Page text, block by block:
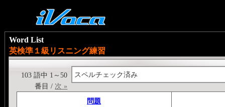
Word List
英検準１級リスニング練習
スペルチェック済み
103 語中 1～50
番目 / 次 »
問題